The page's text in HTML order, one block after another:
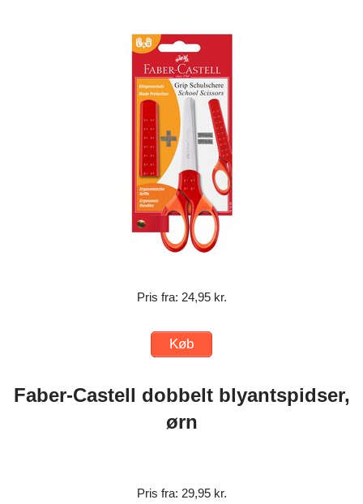
Pris fra: 24,95 kr.
Køb
Faber-Castell dobbelt blyantspidser,
ørn
Pris fra: 29,95 kr.